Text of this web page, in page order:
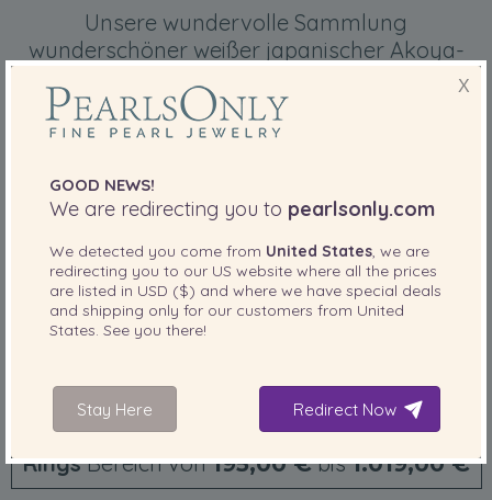
Unsere wundervolle Sammlung
wunderschöner weißer japanischer Akoya-
RingsBereich von195,00 €bis1.019,00 €
X
GOOD NEWS!
We are redirecting you to pearlsonly.com
We detected you come from United States , we are
redirecting you to our US website where all the prices
are listed in USD ($) and where we have special deals
and shipping only for our customers from United
States . See you there!
Stay Here Redirect Now